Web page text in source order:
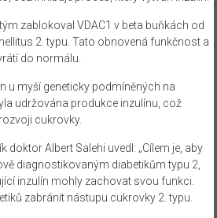
zablokoval VDAC1 v beta buňkách od
2. typu. Tato obnovená funkčnost a
do normálu.
u myší geneticky podmíněných na
udržována produkce inzulínu, což
cukrovky.
doktor Albert Salehi uvedl: „Cílem je, aby
diagnostikovaným diabetikům typu 2,
inzulín mohly zachovat svou funkci.
zabránit nástupu cukrovky 2. typu.